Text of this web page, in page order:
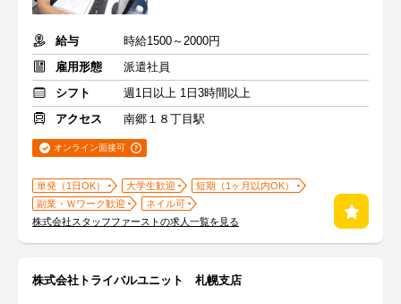
給与
時給1500～2000円
雇用形態
派遣社員
シフト
週1日以上 1日3時間以上
アクセス
南郷１８丁目駅
オンライン面接可
単発（1日OK） 大学生歓迎
短期（1ヶ月以内OK）
副業・Ｗワーク歓迎
ネイル可
株式会社スタッフファーストの求人一覧を見る
株式会社トライバルユニット 札幌支店